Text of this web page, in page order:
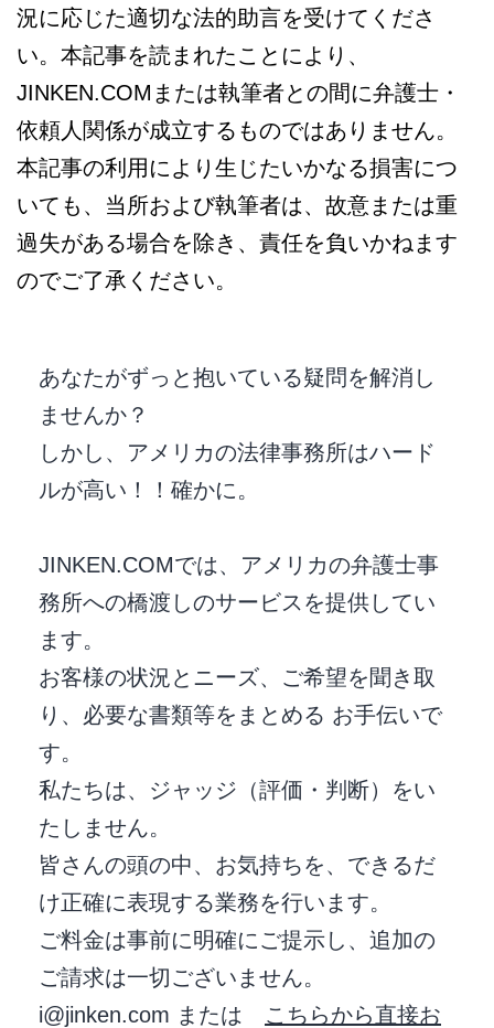
況に応じた適切な法的助言を受けてくださ
い。本記事を読まれたことにより、
JINKEN.COMまたは執筆者との間に弁護士・
依頼人関係が成立するものではありません。
本記事の利用により生じたいかなる損害につ
いても、当所および執筆者は、故意または重
過失がある場合を除き、責任を負いかねます
のでご了承ください。
あなたがずっと抱いている疑問を解消し
ませんか？
しかし、アメリカの法律事務所はハード
ルが高い！！確かに。
JINKEN.COMでは、アメリカの弁護士事
務所への橋渡しのサービスを提供してい
ます。
お客様の状況とニーズ、ご希望を聞き取
り、必要な書類等をまとめる お手伝いで
す。
私たちは、ジャッジ（評価・判断）をい
たしません。
皆さんの頭の中、お気持ちを、できるだ
け正確に表現する業務を行います。
ご料金は事前に明確にご提示し、追加の
ご請求は一切ございません。
i@jinken.com または こちらから直接お